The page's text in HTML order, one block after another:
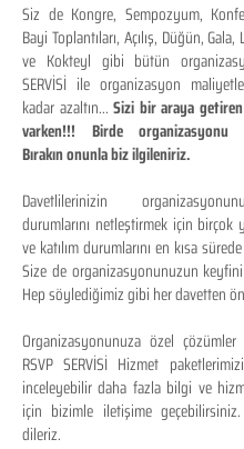
Siz de Kongre, Sempozyum,
Bayi Toplantıları, Açılış, Düğün,
ve Kokteyl gibi bütün
SERVİSİ ile organizasyon
kadar azaltın...Sizi bir araya
varken!!! Birde organizasyonu
Bırakın onunla biz ilgileniriz.
Davetlilerinizin
durumlarını netleştirmek için birçok
ve katılım durumlarını en kısa
Size de organizasyonunuzun keyfini
Hep söylediğimiz gibi her davetten
Organizasyonunuza özel çözümler
RSVP SERVİSİ Hizmet
inceleyebilir daha fazla bilgi ve
için bizimle iletişime
dileriz.